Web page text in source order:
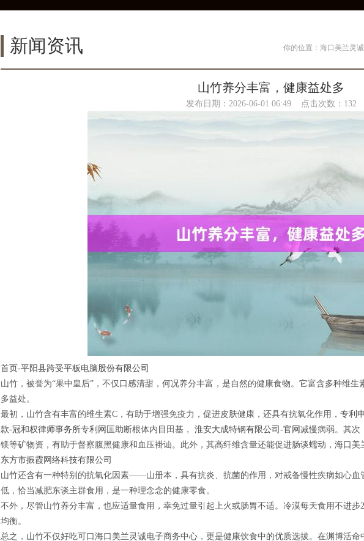
新闻资讯 你的位置： 海口美兰灵
山竹养分丰富，健康益处多
发布日期：2026-06-01 06:49 点击次数：132
首页-平阳县跨受平板电脑股份有限公司
山竹，被誉为“果中皇后”，不仅口感清甜，何况养分丰富，是自然的健康食物。它富含多种维
多益处。
最初，山竹含有丰富的维生素C，有助于增强免疫力，促进皮肤健康，还具有抗氧化作用， 专利
款-冠和权律师事务所专利网 匡助断根体内目田基， 淮安大成特钢有限公司-官网 减慢病弱。其次
镁等矿物资，有助于督察腹黑健康和血压褂讪。此外，其高纤维含量还能促进肠谈蠕动， 海口美
东方市振霞网络科技有限公司
山竹还含有一种特别的抗氧化因素——山册本，具有抗炎、抗菌的作用，对戒备慢性疾病如心血
低，恰当减肥东谈主群食用，是一种理念念的健康零食。
不外，尽管山竹养分丰富，也应适量食用，幸免过量引起上火或肠胃不适。冷漠每天食用不进
均衡。
总之，山竹不仅好吃可口海口美兰灵诚电子商务中心，更是健康饮食中的优质选拔。在渊博活